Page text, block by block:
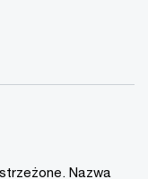
Nazwa